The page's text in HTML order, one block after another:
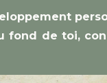
fond de toi,